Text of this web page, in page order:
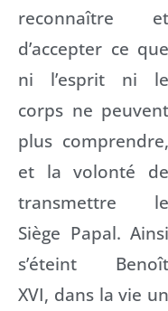
reconnaître et
d’accepter ce que
ni l’esprit ni le
corps ne peuvent
plus comprendre,
et la volonté de
transmettre le
Siège Papal. Ainsi
s’éteint Benoît
XVI, dans la vie un